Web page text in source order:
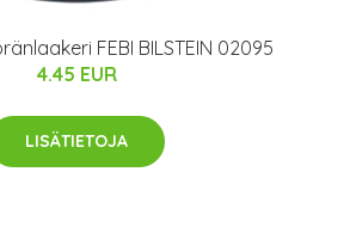
FEBI BILSTEIN 02095
4.45 EUR
LISÄTIETOJA